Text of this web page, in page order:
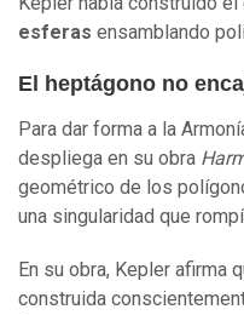
esferas ensamblando
El heptágono no
Para dar forma a la
despliega en su obra
geométrico de los
una singularidad que
En su obra, Kepler afirma
construida